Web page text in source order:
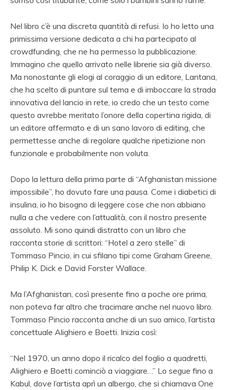
Nel libro c’è una discreta quantità di refusi. Io ho letto una
primissima versione dedicata a chi ha partecipato al
crowdfunding, che ne ha permesso la pubblicazione.
Immagino che quello arrivato nelle librerie sia già diverso.
Ma nonostante gli elogi al coraggio di un editore, Lantana,
che ha scelto di puntare sul tema e di imboccare la strada
innovativa del lancio in rete, io credo che un testo come
questo avrebbe meritato l’onore della copertina rigida, di
un editore affermato e di un sano lavoro di editing, che
permettesse anche di regolare qualche ripetizione non
funzionale e probabilmente non voluta.
Dopo la lettura della prima parte di “Afghanistan missione
impossibile”, ho dovuto fare una pausa. Come i diabetici di
insulina, io ho bisogno di leggere cose che non abbiano
nulla a che vedere con l’attualità, con il nostro presente
assoluto. Mi sono quindi distratto con un libro che
racconta storie di scrittori: “Hotel a zero stelle” di
Tommaso Pincio, in cui sfilano tipi come Graham Greene,
Philip K. Dick e David Forster Wallace.
Ma l’Afghanistan, così presente fino a poche ore prima,
non poteva far altro che tracimare anche nel nuovo libro.
Tommaso Pincio racconta anche di un suo amico, l’artista
concettuale Alighiero e Boetti. Inizia così:
“Nel 1970, un anno dopo il ricalco del foglio a quadretti,
Alighiero e Boetti cominciò a viaggiare…” Lo segue fino a
Kabul, dove l’artista aprì un albergo, che si chiamava One